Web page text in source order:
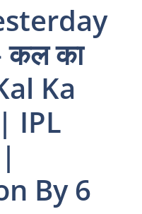
कल का
Ka
IPL
By 6